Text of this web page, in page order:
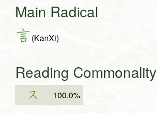
Main Radical
言 (KanXi)
Reading Commonality
ス 100.0%